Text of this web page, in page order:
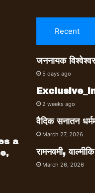
a
Recent
जननायक
5 days ago
2 weeks ago
वैदिक सनातन
March 27, 2026
रामनवमी,
March 26, 2026